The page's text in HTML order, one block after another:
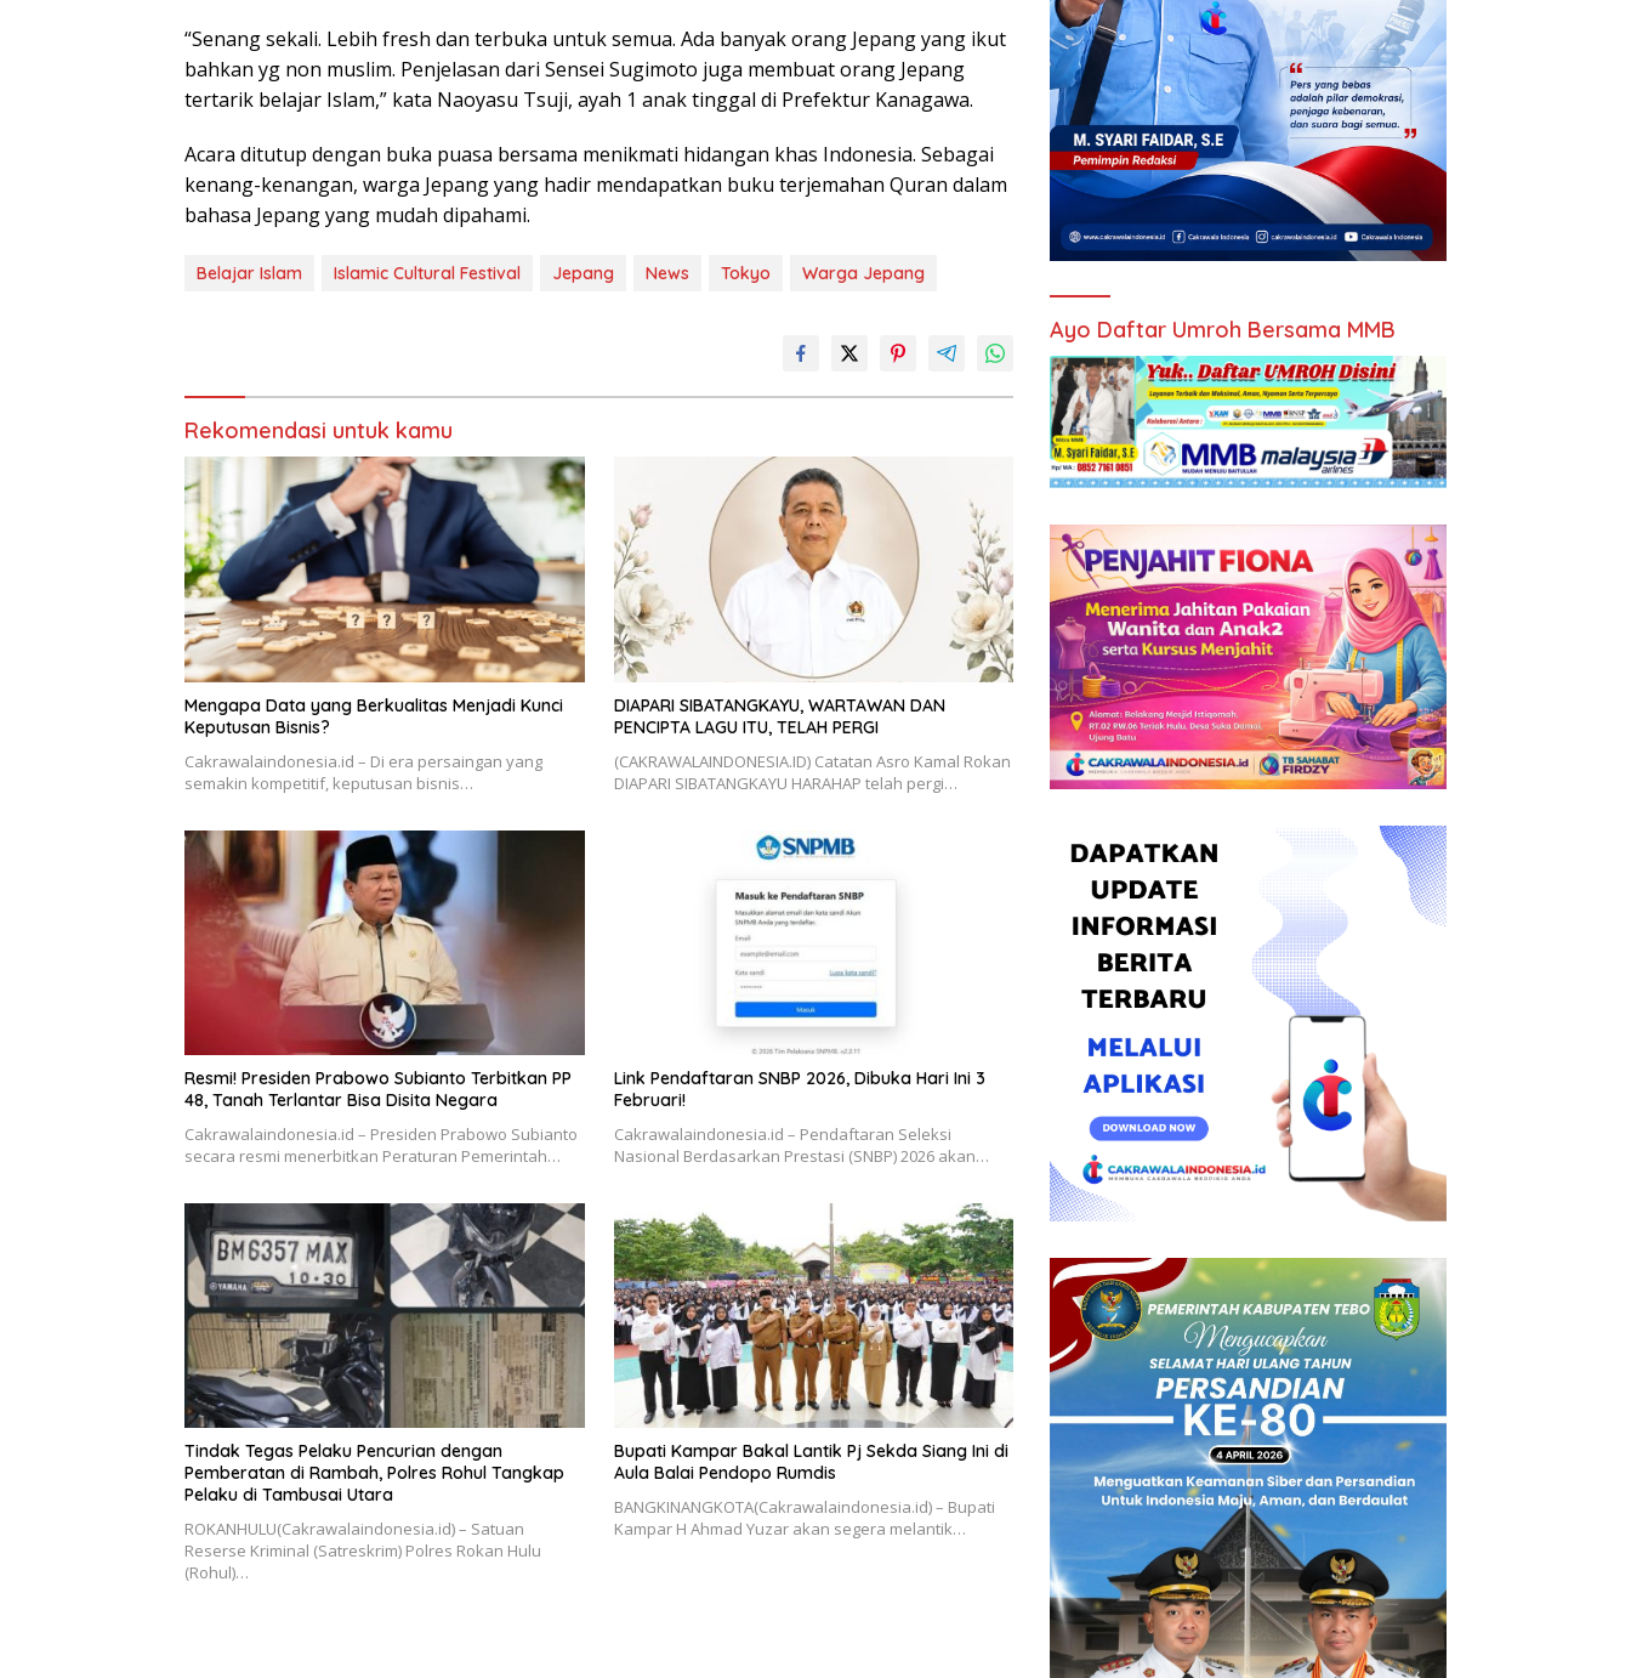
“Senang sekali. Lebih fresh dan terbuka untuk semua. Ada banyak orang Jepang yang ikut
bahkan yg non muslim. Penjelasan dari Sensei Sugimoto juga membuat orang Jepang
tertarik belajar Islam,” kata Naoyasu Tsuji, ayah 1 anak tinggal di Prefektur Kanagawa.
Acara ditutup dengan buka puasa bersama menikmati hidangan khas Indonesia. Sebagai
kenang-kenangan, warga Jepang yang hadir mendapatkan buku terjemahan Quran dalam
bahasa Jepang yang mudah dipahami.
Belajar Islam Islamic Cultural Festival Jepang News Tokyo Warga Jepang
Rekomendasi untuk kamu
Mengapa Data yang Berkualitas Menjadi Kunci
Keputusan Bisnis?
Cakrawalaindonesia.id – Di era persaingan yang
semakin kompetitif, keputusan bisnis…
DIAPARI SIBATANGKAYU, WARTAWAN DAN
PENCIPTA LAGU ITU, TELAH PERGI
(CAKRAWALAINDONESIA.ID) Catatan Asro Kamal Rokan
DIAPARI SIBATANGKAYU HARAHAP telah pergi…
Resmi! Presiden Prabowo Subianto Terbitkan PP
48, Tanah Terlantar Bisa Disita Negara
Cakrawalaindonesia.id – Presiden Prabowo Subianto
secara resmi menerbitkan Peraturan Pemerintah…
Link Pendaftaran SNBP 2026, Dibuka Hari Ini 3
Februari!
Cakrawalaindonesia.id – Pendaftaran Seleksi
Nasional Berdasarkan Prestasi (SNBP) 2026 akan…
Tindak Tegas Pelaku Pencurian dengan
Pemberatan di Rambah, Polres Rohul Tangkap
Pelaku di Tambusai Utara
ROKANHULU(Cakrawalaindonesia.id) – Satuan
Reserse Kriminal (Satreskrim) Polres Rokan Hulu
(Rohul)…
Bupati Kampar Bakal Lantik Pj Sekda Siang Ini di
Aula Balai Pendopo Rumdis
BANGKINANGKOTA(Cakrawalaindonesia.id) – Bupati
Kampar H Ahmad Yuzar akan segera melantik…
Ayo Daftar Umroh Bersama MMB